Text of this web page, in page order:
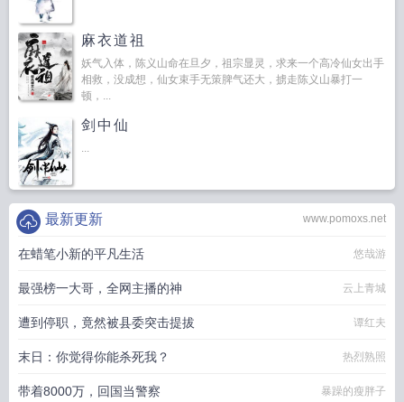
麻衣道祖
妖气入体，陈义山命在旦夕，祖宗显灵，求来一个高冷仙女出手
相救，没成想，仙女束手无策脾气还大，掳走陈义山暴打一
顿，...
剑中仙
...
www.pomoxs.net
最新更新
在蜡笔小新的平凡生活 悠哉游
最强榜一大哥，全网主播的神 云上青城
遭到停职，竟然被县委突击提拔 谭红夫
末日：你觉得你能杀死我？ 热烈熟照
带着8000万，回国当警察 暴躁的瘦胖子